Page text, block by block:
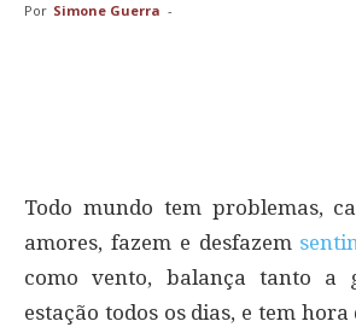
Por Simone Guerra -
Todo mundo tem problemas,
amores, fazem e desfazem
como vento, balança tanto a
estação todos os dias, e tem